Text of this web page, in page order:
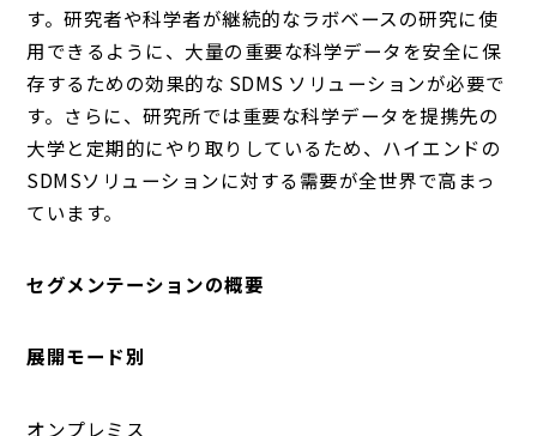
す。研究者や科学者が継続的なラボベースの研究に使
用できるように、大量の重要な科学データを安全に保
存するための効果的な SDMS ソリューションが必要で
す。さらに、研究所では重要な科学データを提携先の
大学と定期的にやり取りしているため、ハイエンドの
SDMSソリューションに対する需要が全世界で高まっ
ています。
セグメンテーションの概要
展開モード別
オンプレミス